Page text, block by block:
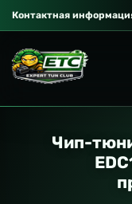
Контактная
Чип-